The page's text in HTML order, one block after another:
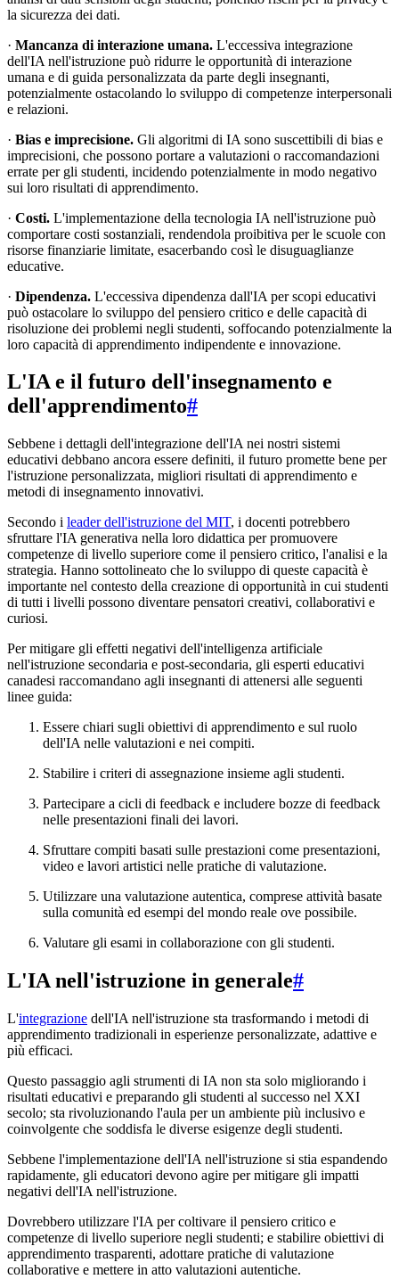
la sicurezza dei dati.
· Mancanza di interazione umana. L'eccessiva integrazione
dell'IA nell'istruzione può ridurre le opportunità di interazione
umana e di guida personalizzata da parte degli insegnanti,
potenzialmente ostacolando lo sviluppo di competenze interpersonali
e relazioni.
· Bias e imprecisione. Gli algoritmi di IA sono suscettibili di bias e
imprecisioni, che possono portare a valutazioni o raccomandazioni
errate per gli studenti, incidendo potenzialmente in modo negativo
sui loro risultati di apprendimento.
· Costi. L'implementazione della tecnologia IA nell'istruzione può
comportare costi sostanziali, rendendola proibitiva per le scuole con
risorse finanziarie limitate, esacerbando così le disuguaglianze
educative.
· Dipendenza. L'eccessiva dipendenza dall'IA per scopi educativi
può ostacolare lo sviluppo del pensiero critico e delle capacità di
risoluzione dei problemi negli studenti, soffocando potenzialmente la
loro capacità di apprendimento indipendente e innovazione.
L'IA e il futuro dell'insegnamento e
dell'apprendimento#
Sebbene i dettagli dell'integrazione dell'IA nei nostri sistemi
educativi debbano ancora essere definiti, il futuro promette bene per
l'istruzione personalizzata, migliori risultati di apprendimento e
metodi di insegnamento innovativi.
Secondo i leader dell'istruzione del MIT, i docenti potrebbero
sfruttare l'IA generativa nella loro didattica per promuovere
competenze di livello superiore come il pensiero critico, l'analisi e la
strategia. Hanno sottolineato che lo sviluppo di queste capacità è
importante nel contesto della creazione di opportunità in cui studenti
di tutti i livelli possono diventare pensatori creativi, collaborativi e
curiosi.
Per mitigare gli effetti negativi dell'intelligenza artificiale
nell'istruzione secondaria e post-secondaria, gli esperti educativi
canadesi raccomandano agli insegnanti di attenersi alle seguenti
linee guida:
Essere chiari sugli obiettivi di apprendimento e sul ruolo
dell'IA nelle valutazioni e nei compiti.
Stabilire i criteri di assegnazione insieme agli studenti.
Partecipare a cicli di feedback e includere bozze di feedback
nelle presentazioni finali dei lavori.
Sfruttare compiti basati sulle prestazioni come presentazioni,
video e lavori artistici nelle pratiche di valutazione.
Utilizzare una valutazione autentica, comprese attività basate
sulla comunità ed esempi del mondo reale ove possibile.
Valutare gli esami in collaborazione con gli studenti.
L'IA nell'istruzione in generale#
L'integrazione dell'IA nell'istruzione sta trasformando i metodi di
apprendimento tradizionali in esperienze personalizzate, adattive e
più efficaci.
Questo passaggio agli strumenti di IA non sta solo migliorando i
risultati educativi e preparando gli studenti al successo nel XXI
secolo; sta rivoluzionando l'aula per un ambiente più inclusivo e
coinvolgente che soddisfa le diverse esigenze degli studenti.
Sebbene l'implementazione dell'IA nell'istruzione si stia espandendo
rapidamente, gli educatori devono agire per mitigare gli impatti
negativi dell'IA nell'istruzione.
Dovrebbero utilizzare l'IA per coltivare il pensiero critico e
competenze di livello superiore negli studenti; e stabilire obiettivi di
apprendimento trasparenti, adottare pratiche di valutazione
collaborative e mettere in atto valutazioni autentiche.